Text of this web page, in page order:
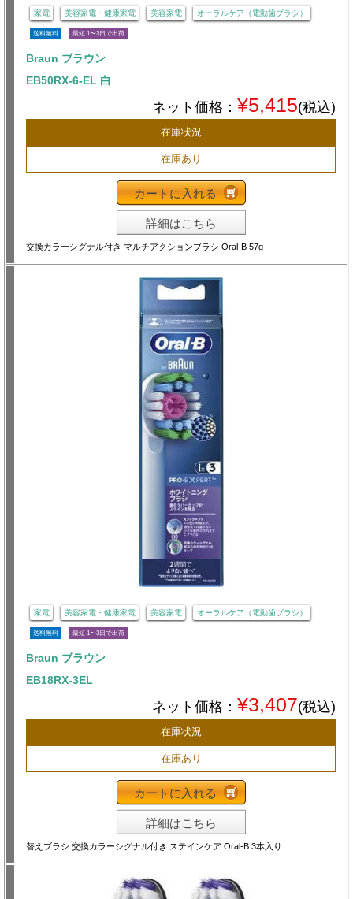
家電 美容家電・健康家電 美容家電 オーラルケア（電動歯ブラシ）
送料無料 最短 1〜3日で出荷
Braun ブラウン
EB50RX-6-EL 白
ネット価格： ¥5,415(税込)
在庫状況
在庫あり
カートに入れる
詳細はこちら
交換カラーシグナル付き マルチアクションブラシ Oral-B 57g
家電 美容家電・健康家電 美容家電 オーラルケア（電動歯ブラシ）
送料無料 最短 1〜3日で出荷
Braun ブラウン
EB18RX-3EL
ネット価格： ¥3,407(税込)
在庫状況
在庫あり
カートに入れる
詳細はこちら
替えブラシ 交換カラーシグナル付き ステインケア Oral-B 3本入り